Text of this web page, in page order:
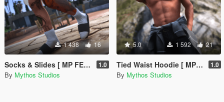
1 438 16
Socks & Slides [ MP FEMALE ] 1.0
By Mythos Studios
5.0 1 592 21
Tied Waist Hoodie [ MP MALE & MP FEMALE ] 1.0
By Mythos Studios